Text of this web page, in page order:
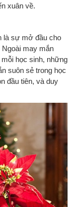
xuân về.
là sự mở đầu cho
Ngoài may mắn
học sinh, những
suôn sẻ trong học
đầu tiên, và duy